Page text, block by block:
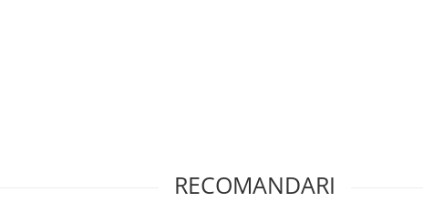
RECOMANDARI